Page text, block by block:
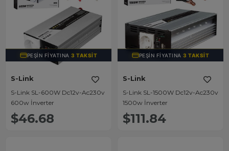
PEŞIN FIYATINA3 TAKSIT
S-Link
S-Link SL-600W Dc12v-Ac230v
600w İnverter
$46.68
PEŞIN FIYATINA3 TAKSIT
S-Link
S-Link SL-1500W Dc12v-Ac230v
1500w İnverter
$111.84